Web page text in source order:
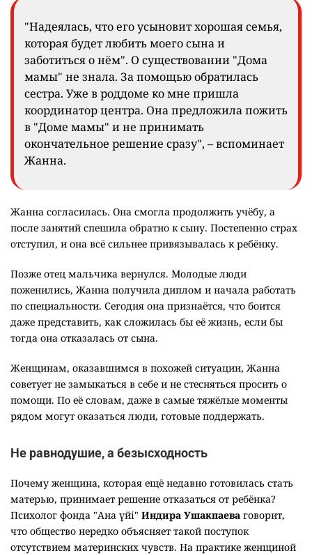
"Надеялась, что его усыновит хорошая семья,
которая будет любить моего сына и
заботиться о нём". О существовании "Дома
мамы" не знала. За помощью обратилась
сестра. Уже в роддоме ко мне пришла
координатор центра. Она предложила пожить
в "Доме мамы" и не принимать
окончательное решение сразу", – вспоминает
Жанна.
Жанна согласилась. Она смогла продолжить учёбу, а
после занятий спешила обратно к сыну. Постепенно страх
отступил, и она всё сильнее привязывалась к ребёнку.
Позже отец мальчика вернулся. Молодые люди
поженились, Жанна получила диплом и начала работать
по специальности. Сегодня она признаётся, что боится
даже представить, как сложилась бы её жизнь, если бы
тогда она отказалась от сына.
Женщинам, оказавшимся в похожей ситуации, Жанна
советует не замыкаться в себе и не стесняться просить о
помощи. По её словам, даже в самые тяжёлые моменты
рядом могут оказаться люди, готовые поддержать.
Не равнодушие, а безысходность
Почему женщина, которая ещё недавно готовилась стать
матерью, принимает решение отказаться от ребёнка?
Психолог фонда "Ана үйі" Индира Ушакпаева говорит,
что общество нередко объясняет такой поступок
отсутствием материнских чувств. На практике женщиной